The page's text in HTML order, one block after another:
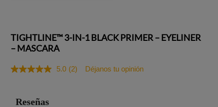
TIGHTLINE™ 3-IN-1 BLACK PRIMER – EYELINER
– MASCARA
5.0 Lea
(2) Déjanos tu opinión